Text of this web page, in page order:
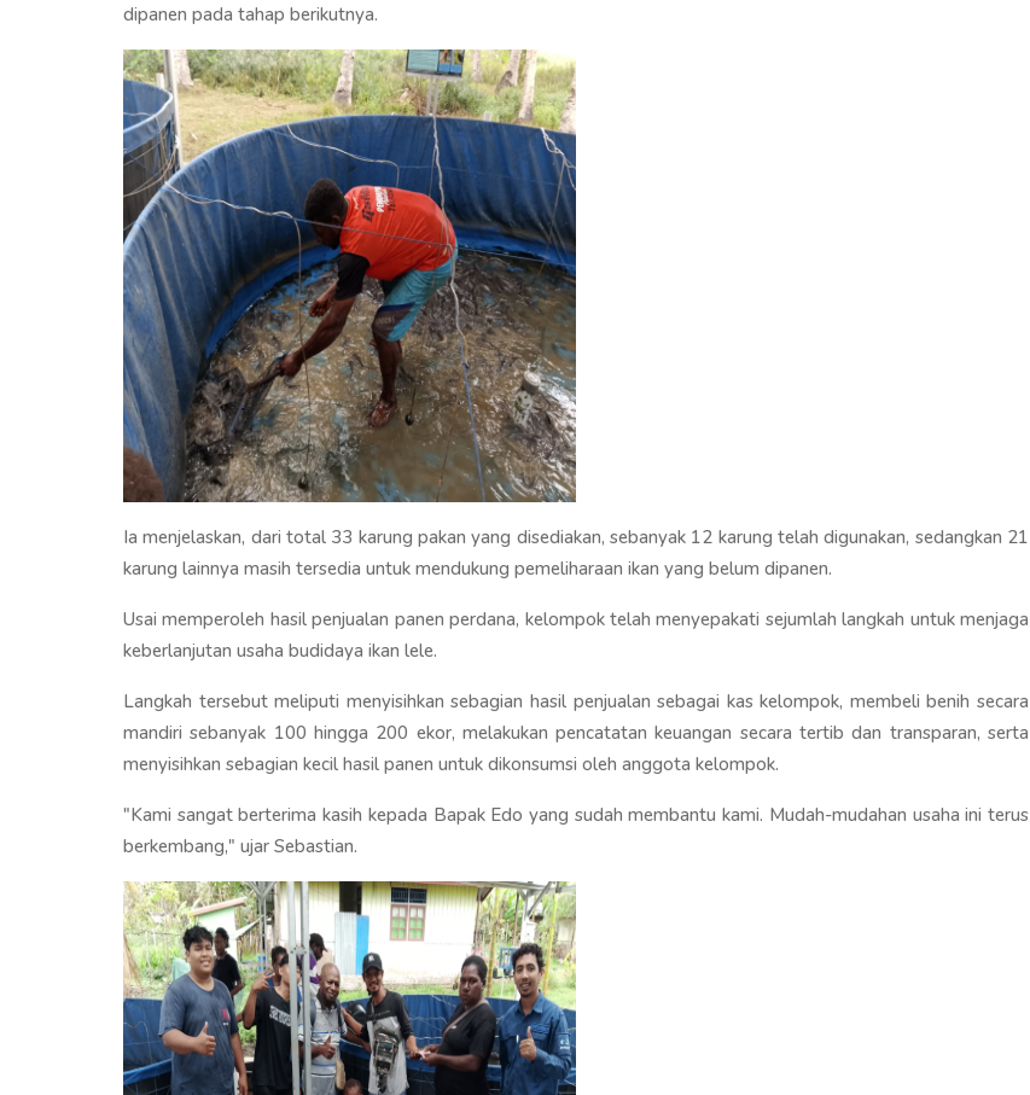
dipanen pada tahap berikutnya.
Ia menjelaskan, dari total 33 karung pakan yang disediakan, sebanyak 12 karung telah digunakan, sedangkan 21
karung lainnya masih tersedia untuk mendukung pemeliharaan ikan yang belum dipanen.
Usai memperoleh hasil penjualan panen perdana, kelompok telah menyepakati sejumlah langkah untuk menjaga
keberlanjutan usaha budidaya ikan lele.
Langkah tersebut meliputi menyisihkan sebagian hasil penjualan sebagai kas kelompok, membeli benih secara
mandiri sebanyak 100 hingga 200 ekor, melakukan pencatatan keuangan secara tertib dan transparan, serta
menyisihkan sebagian kecil hasil panen untuk dikonsumsi oleh anggota kelompok.
"Kami sangat berterima kasih kepada Bapak Edo yang sudah membantu kami. Mudah-mudahan usaha ini terus
berkembang," ujar Sebastian.